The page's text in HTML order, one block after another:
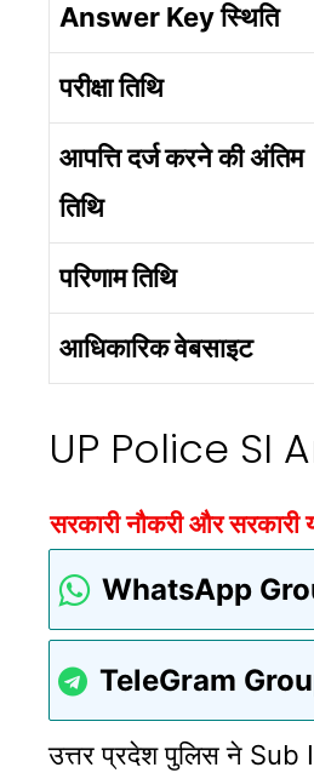
Answer Key स्थिति
परीक्षा तिथि
आपत्ति दर्ज करने की अंतिम
तिथि
परिणाम तिथि
आधिकारिक वेबसाइट
UP Police SI
सरकारी नौकरी और
WhatsApp
TeleGram
उत्तर प्रदेश पुलिस ने